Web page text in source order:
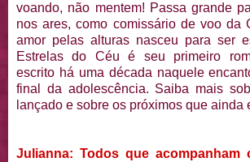
voando, não mentem! Passa grande
nos ares, como comissário de voo da
amor pelas alturas nasceu para ser
Estrelas do Céu é seu primeiro
escrito há uma década naquele
final da adolescência. Saiba mais
lançado e sobre os próximos que ainda
Julianna: Todos que